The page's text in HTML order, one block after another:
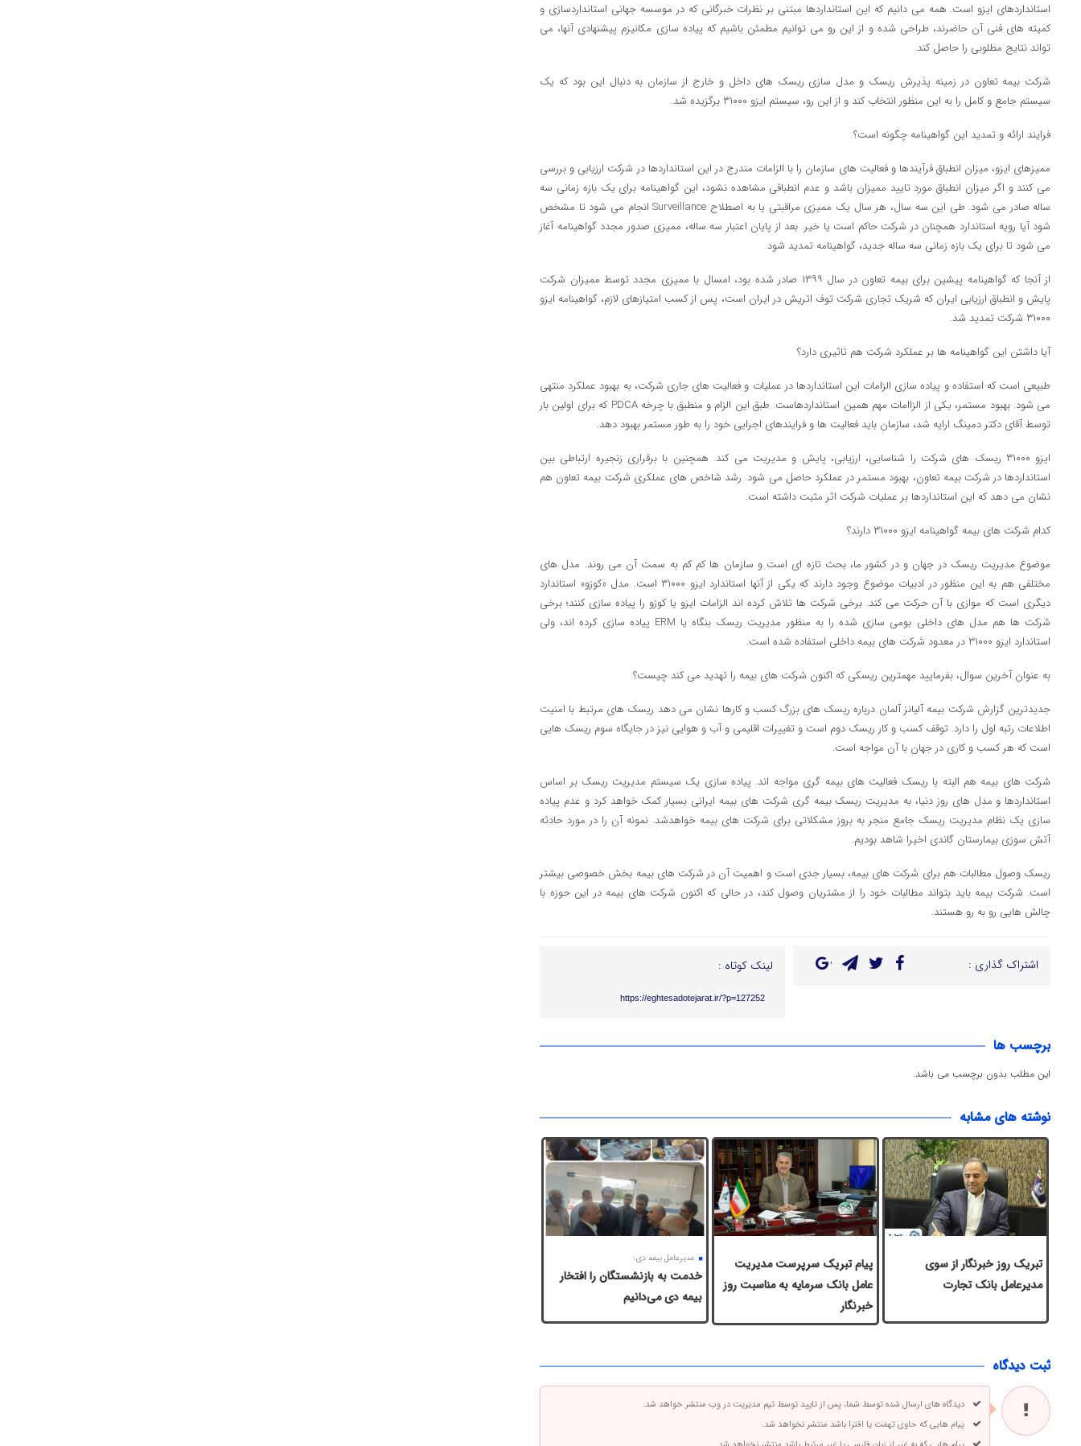
استانداردهای ایزو است. همه می دانیم که این استانداردها مبتنی بر نظرات خبرگانی که در موسسه جهانی استانداردسازی و
کمیته های فنی آن حاضرند، طراحی شده و از این رو می توانیم مطمئن باشیم که پیاده سازی مکانیزم پیشنهادی آنها، می
تواند نتایج مطلوبی را حاصل کند.
شرکت بیمه تعاون در زمینه پذیرش ریسک و مدل سازی ریسک های داخل و خارج از سازمان به دنبال این بود که یک
سیستم جامع و کامل را به این منظور انتخاب کند و از این رو، سیستم ایزو ۳۱۰۰۰ برگزیده شد.
فرایند ارائه و تمدید این گواهینامه چگونه است؟
ممیزهای ایزو، میزان انطباق فرآیندها و فعالیت های سازمان را با الزامات مندرج در این استانداردها در شرکت ارزیابی و بررسی
می کنند و اگر میزان انطباق مورد تایید ممیزان باشد و عدم انطباقی مشاهده نشود، این گواهینامه برای یک بازه زمانی سه
ساله صادر می شود. طی این سه سال، هر سال یک ممیزی مراقبتی یا به اصطلاح Surveillance انجام می شود تا مشخص
شود آیا رویه استاندارد همچنان در شرکت حاکم است یا خیر. بعد از پایان اعتبار سه ساله، ممیزی صدور مجدد گواهینامه آغاز
می شود تا برای یک بازه زمانی سه ساله جدید، گواهینامه تمدید شود.
از آنجا که گواهینامه پیشین برای بیمه تعاون در سال ۱۳۹۹ صادر شده بود، امسال با ممیزی مجدد توسط ممیزان شرکت
پایش و انطباق ارزیابی ایران که شریک تجاری شرکت توف اتریش در ایران است، پس از کسب امتیازهای لازم، گواهینامه ایزو
۳۱۰۰۰ شرکت تمدید شد.
آیا داشتن این گواهینامه ها بر عملکرد شرکت هم تاثیری دارد؟
طبیعی است که استفاده و پیاده سازی الزامات این استانداردها در عملیات و فعالیت های جاری شرکت، به بهبود عملکرد منتهی
می شود. بهبود مستمر، یکی از الزاامات مهم همین استانداردهاست. طبق این الزام و منطبق با چرخه PDCA که برای اولین بار
توسط آقای دکتر دمینگ ارایه شد، سازمان باید فعالیت ها و فرایندهای اجرایی خود را به طور مستمر بهبود دهد.
ایزو ۳۱۰۰۰ ریسک های شرکت را شناسایی، ارزیابی، پایش و مدیریت می کند. همچنین با برقراری زنجیره ارتباطی بین
استانداردها در شرکت بیمه تعاون، بهبود مستمر در عملکرد حاصل می شود. رشد شاخص های عملکری شرکت بیمه تعاون هم
نشان می دهد که این استانداردها بر عملیات شرکت اثر مثبت داشته است.
کدام شرکت های بیمه گواهینامه ایزو ۳۱۰۰۰ دارند؟
موضوع مدیریت ریسک در جهان و در کشور ما، بحث تازه ای است و سازمان ها کم کم به سمت آن می روند. مدل های
مختلفی هم به این منظور در ادبیات موضوع وجود دارند که یکی از آنها استاندارد ایزو ۳۱۰۰۰ است. مدل «کوزو» استاندارد
دیگری است که موازی با آن حرکت می کند. برخی شرکت ها تلاش کرده اند الزامات ایزو یا کوزو را پیاده سازی کنند؛ برخی
شرکت ها هم مدل های داخلی بومی سازی شده را به منظور مدیریت ریسک بنگاه یا ERM پیاده سازی کرده اند، ولی
استاندارد ایزو ۳۱۰۰۰ در معدود شرکت های بیمه داخلی استفاده شده است.
به عنوان آخرین سوال، بفرمایید مهمترین ریسکی که اکنون شرکت های بیمه را تهدید می کند چیست؟
جدیدترین گزارش شرکت بیمه آلیانز آلمان درباره ریسک های بزرگ کسب و کارها نشان می دهد ریسک های مرتبط با امنیت
اطلاعات رتبه اول را دارد. توقف کسب و کار ریسک دوم است و تغییرات اقلیمی و آب و هوایی نیز در جایگاه سوم ریسک هایی
است که هر کسب و کاری در جهان با آن مواجه است.
شرکت های بیمه هم البته با ریسک فعالیت های بیمه گری مواجه اند. پیاده سازی یک سیستم مدیریت ریسک بر اساس
استانداردها و مدل های روز دنیا، به مدیریت ریسک بیمه گری شرکت های بیمه ایرانی بسیار کمک خواهد کرد و عدم پیاده
سازی یک نظام مدیریت ریسک جامع منجر به بروز مشکلاتی برای شرکت های بیمه خواهدشد. نمونه آن را در مورد حادثه
آتش سوزی بیمارستان گاندی اخیرا شاهد بودیم.
ریسک وصول مطالبات هم برای شرکت های بیمه، بسیار جدی است و اهمیت آن در شرکت های بیمه بخش خصوصی بیشتر
است. شرکت بیمه باید بتواند مطالبات خود را از مشتریان وصول کند، در حالی که اکنون شرکت های بیمه در این حوزه با
چالش هایی رو به رو هستند.
اشتراک گذاری : لینک کوتاه :
https://eghtesadotejarat.ir/?p=127252
برچسب ها
این مطلب بدون برچسب می باشد.
نوشته های مشابه
تبریک روز خبرنگار از سوی
مدیرعامل بانک تجارت
پیام تبریک سرپرست مدیریت
عامل بانک سرمایه به مناسبت روز
خبرنگار
مدیرعامل بیمه دی:
خدمت به بازنشستگان‌ را افتخار
بیمه دی می‌دانیم
ثبت دیدگاه
دیدگاه های ارسال شده توسط شما، پس از تایید توسط تیم مدیریت در وب منتشر خواهد شد.
پیام هایی که حاوی تهمت یا افترا باشد منتشر نخواهد شد.